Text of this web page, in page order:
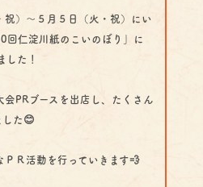
祝）～５月５日（火・祝）にい
回仁淀川紙のこいのぼり」に
した！
会PRブースを出店し、たくさん
した😊
ＰＲ活動を行っていきます💨